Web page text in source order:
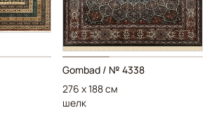
Gombad / № 4338
276 x 188 см
шелк